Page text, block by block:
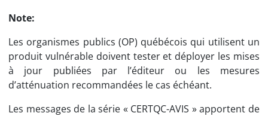
Note:
Les organismes publics (OP) québécois qui utilisent un
produit vulnérable doivent tester et déployer les mises
à jour publiées par l’éditeur ou les mesures
d’atténuation recommandées le cas échéant.
Les messages de la série « CERTQC-AVIS » apportent de